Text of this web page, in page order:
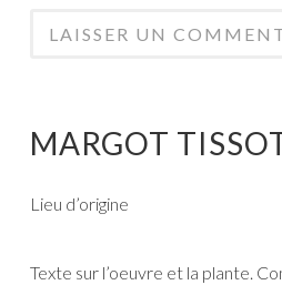
MARGOT
Lieu d’origine
Texte sur l’oeuvre et la plante.